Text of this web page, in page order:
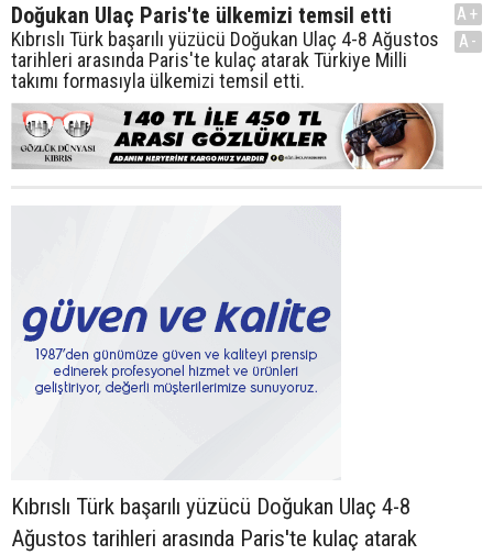
Doğukan Ulaç Paris'te ülkemizi temsil etti
Kıbrıslı Türk başarılı yüzücü Doğukan Ulaç 4-8 Ağustos
tarihleri arasında Paris'te kulaç atarak Türkiye Milli
takımı formasıyla ülkemizi temsil etti.
A+
A-
Kıbrıslı Türk başarılı yüzücü Doğukan Ulaç 4-8
Ağustos tarihleri arasında Paris'te kulaç atarak